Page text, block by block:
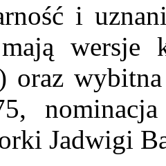
i
wersje
oraz
Jadwigi